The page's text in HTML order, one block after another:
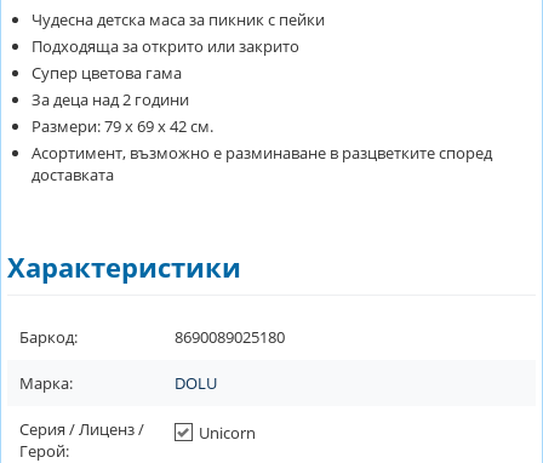
Чудесна детска маса за пикник с пейки
Подходяща за открито или закрито
Супер цветова гама
За деца над 2 години
Размери: 79 х 69 х 42 см.
Асортимент, възможно е разминаване в разцветките според
доставката
Характеристики
Баркод: 8690089025180
Марка: DOLU
Серия / Лиценз /
Герой:
Unicorn